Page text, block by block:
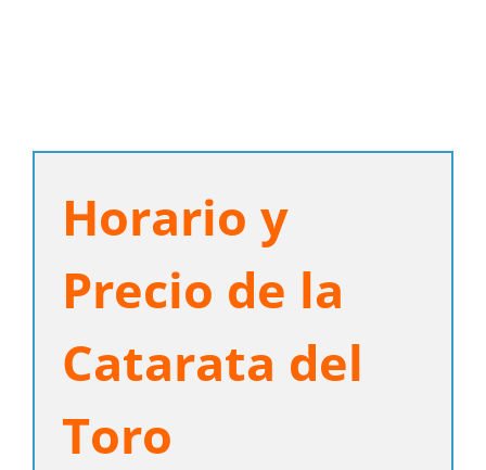
Horario y
Precio de la
Catarata del
Toro